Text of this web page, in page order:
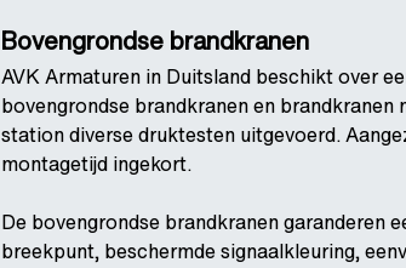
Bovengrondse brandkranen
AVK Armaturen in Duitsland beschikt over
bovengrondse brandkranen en
station diverse druktesten uitgevoerd.
montagetijd ingekort.
De bovengrondse brandkranen garanderen
breekpunt, beschermde signaalkleuring,